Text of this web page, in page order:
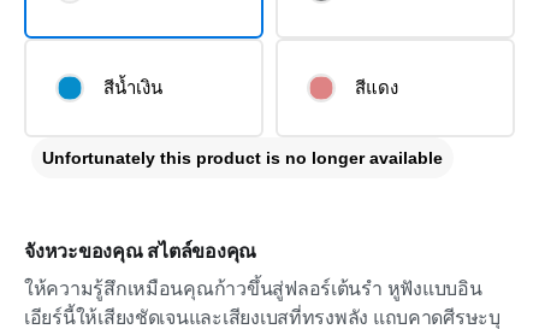
จังหวะของคุณ สไตล์ของคุณ
ให้ความรู้สึกเหมือนคุณก้าวขึ้นสู่ฟลอร์เต้นรำ หูฟังแบบอิน
เอียร์นี้ให้เสียงชัดเจนและเสียงเบสที่ทรงพลัง แถบคาดศีรษะบุ
สีน้ำเงิน สีแดง
Unfortunately this product is no longer available